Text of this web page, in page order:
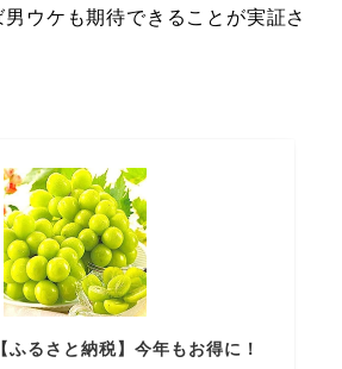
ウケも期待できることが実証さ
ふるさと納税】今年もお得に！